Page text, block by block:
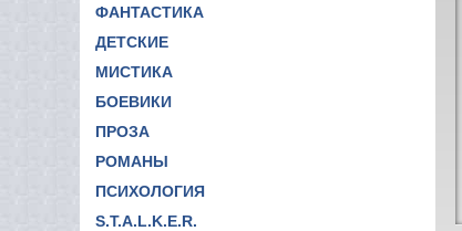
ФАНТАСТИКА
ДЕТСКИЕ
МИСТИКА
БОЕВИКИ
ПРОЗА
РОМАНЫ
ПСИХОЛОГИЯ
S.T.A.L.K.E.R.